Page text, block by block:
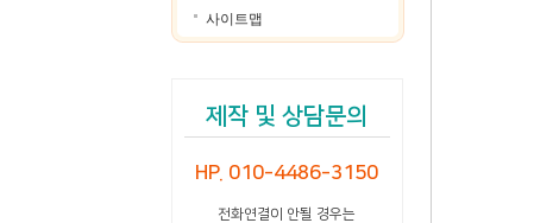
사이트맵
제작 및 상담문의
HP. 010-4486-3150
전화연결이 안될 경우는